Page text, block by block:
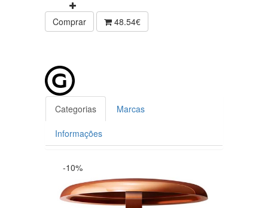
Comprar 48.54€
Categorias Marcas
Informações
-10%